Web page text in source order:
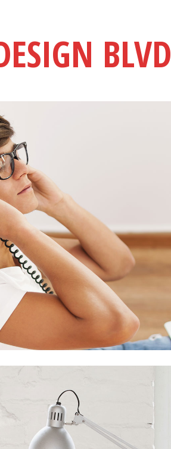
BLVD